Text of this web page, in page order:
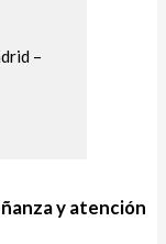
–
y atención